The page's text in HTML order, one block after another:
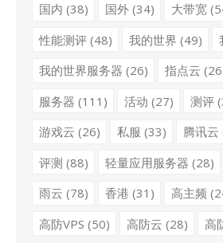
国内 (38) 国外(34) 大带宽
性能测评(48) 我的世界 (49)
我的世界服务器 (26) 指点云
服务器 (111) 活动 (27) 测评
游戏云 (26) 私服 (33) 腾讯云
评测 (88) 轻量应用服务器 (28)
雨云 (78) 香港 (31) 高主频
高防VPS (50) 高防云 (28) 高